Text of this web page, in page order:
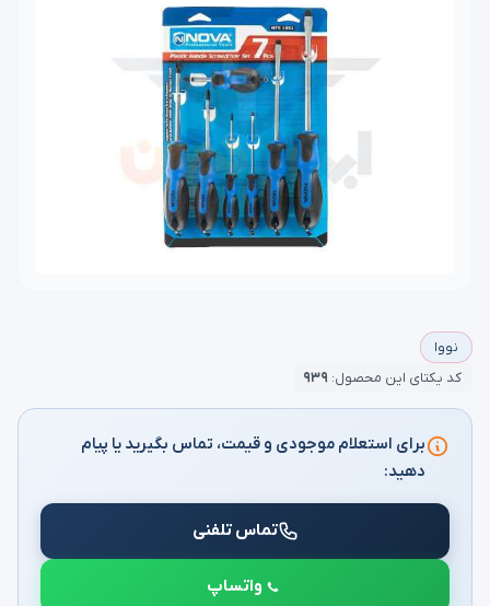
نووا
کد یکتای این محصول: ۹۳۹
برای استعلام موجودی و قیمت، تماس بگیرید یا پیام
دهید:
تماس تلفنی
واتساپ